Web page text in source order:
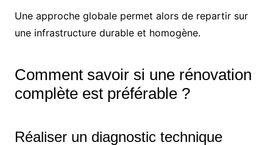
Une approche globale permet alors de repartir sur
une infrastructure durable et homogène.
Comment savoir si une rénovation
complète est préférable ?
Réaliser un diagnostic technique